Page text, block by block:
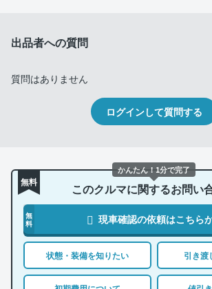
出品者への質問
質問はありません
ログインして質問する
無料 このクルマに関するお問い
無
料
現車確認の依頼はこちら
状態・装備を知りたい 引き渡
かんたん！1分で完了